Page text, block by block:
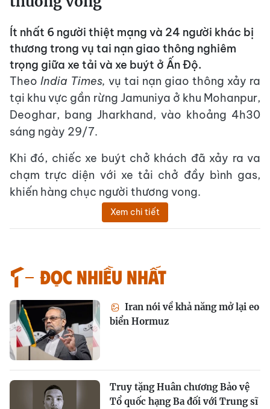
Ít nhất 6 người thiệt mạng và 24 người khác bị
thương trong vụ tai nạn giao thông nghiêm
trọng giữa xe tải và xe buýt ở Ấn Độ.
Theo India Times, vụ tai nạn giao thông xảy ra
tại khu vực gần rừng Jamuniya ở khu Mohanpur,
Deoghar, bang Jharkhand, vào khoảng 4h30
sáng ngày 29/7.
Khi đó, chiếc xe buýt chở khách đã xảy ra va
chạm trực diện với xe tải chở đầy bình gas,
khiến hàng chục người thương vong.
Xem chi tiết
Đọc nhiều nhất
Iran nói về khả năng mở lại eo
biển Hormuz
Truy tặng Huân chương Bảo vệ
Tổ quốc hạng Ba đối với Trung sĩ